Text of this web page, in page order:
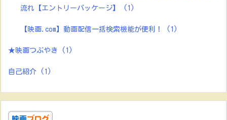
流れ【エントリーパッケージ】
(1)
【映画.com】動画配信一括検索機能が便利！ (1)
★映画つぶやき (1)
自己紹介 (1)